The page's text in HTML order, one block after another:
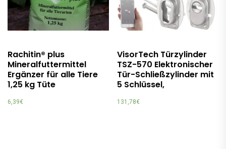
Rachitin® plus
Mineralfuttermittel
Ergänzer für alle Tiere
1,25 kg Tüte
6,39€
VisorTech Türzylinder
TSZ-570 Elektronischer
Tür-Schließzylinder mit
5 Schlüssel,
131,78€